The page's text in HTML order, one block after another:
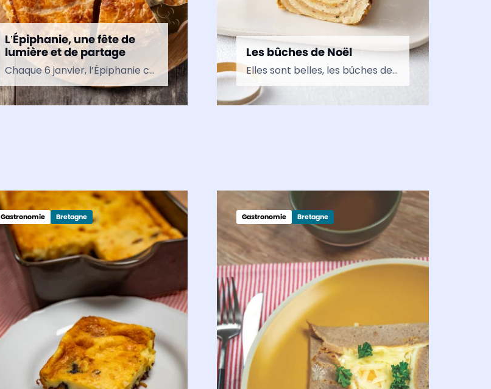
L’Épiphanie, une fête de
lumière et de partage
Chaque 6 janvier, l’Épiphanie célèbre la manifestation de Jésus aux Rois mages. Le mot vient du grec epiphaneia, qui signifie « apparition » ou « manifestation ». À l’origine, cette fête chrétienne s’inscrit dans le…
Les bûches de Noël
Elles sont belles, les bûches de Noël ! Chaleureuses, aussi, et le plus souvent succulentes.
Gastronomie Bretagne Gastronomie Bretagne